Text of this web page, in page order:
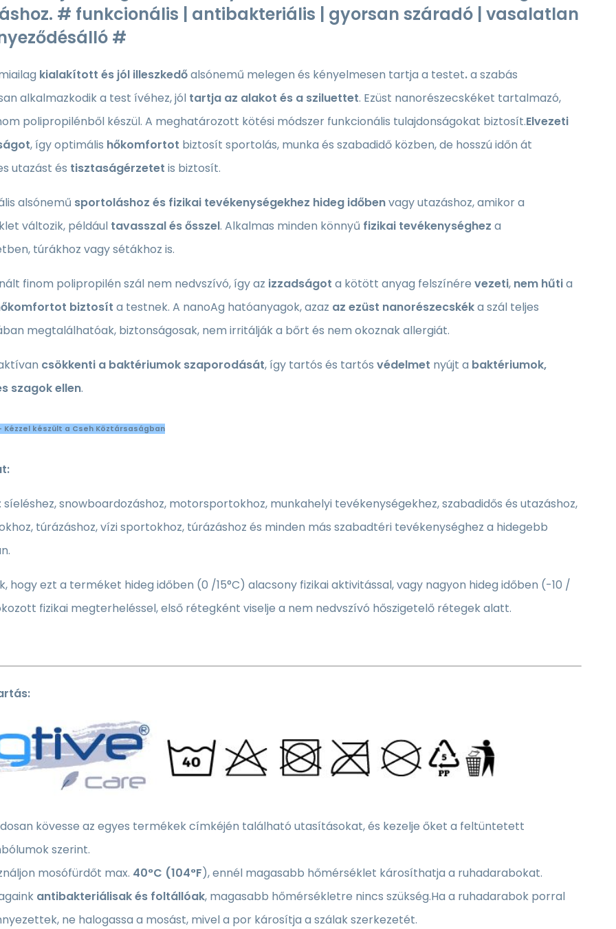
# funkcionális | antibakteriális | gyorsan száradó | vasalatlan
#
kialakított és jól illeszkedőalsónemű melegen és kényelmesen tartja a testet.a szabás
alkalmazkodik a test ívéhez, jól tartja az alakot és a sziluettet. Ezüst nanorészecskéket tartalmazó,
polipropilénből készül. A meghatározott kötési módszer funkcionális tulajdonságokat biztosít.Elvezeti
, így optimális hőkomfortot biztosít sportolás, munka és szabadidő közben, de hosszú időn át
utazást és tisztaságérzetet is biztosít.
alsónemű sportoláshoz és fizikai tevékenységekhez hideg időbenvagy utazáshoz, amikor a
változik, például tavasszal és ősszel. Alkalmas minden könnyű fizikai tevékenységhez a
túrákhoz vagy sétákhoz is.
finom polipropilén szál nem nedvszívó, így az izzadságot a kötött anyag felszínére vezeti, nem hűtia
biztosít a testnek. A nanoAg hatóanyagok, azaz az ezüst nanorészecskéka szál teljes
megtalálhatóak, biztonságosak, nem irritálják a bőrt és nem okoznak allergiát.
csökkenti a baktériumok szaporodását, így tartós és tartós védelmet nyújt a baktériumok,
szagok ellen.
- Kézzel készült a Cseh Köztársaságban
síeléshez, snowboardozáshoz, motorsportokhoz, munkahelyi tevékenységekhez, szabadidős és utazáshoz,
túrázáshoz, vízi sportokhoz, túrázáshoz és minden más szabadtéri tevékenységhez a hidegebb
hogy ezt a terméket hideg időben (0 /15°C) alacsony fizikai aktivitással, vagy nagyon hideg időben (-10 /
fizikai megterheléssel, első rétegként viselje a nem nedvszívó hőszigetelő rétegek alatt.
kövesse az egyes termékek címkéjén található utasításokat, és kezelje őket a feltüntetett
szerint.
mosófürdőt max. 40°C (104°F), ennél magasabb hőmérséklet károsíthatja a ruhadarabokat.
antibakteriálisak és foltállóak, magasabb hőmérsékletre nincs szükség.Ha a ruhadarabok porral
ne halogassa a mosást, mivel a por károsítja a szálak szerkezetét.